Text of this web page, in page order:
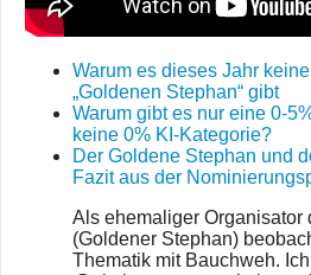
Warum es dieses Jahr
„Goldenen Stephan“ gibt
Warum gibt es nur eine 0-
keine 0% KI-Kategorie?
Der Goldene Stephan und
Fazit aus der
Als ehemaliger Organisator
(Goldener Stephan)
Thematik mit Bauchweh.